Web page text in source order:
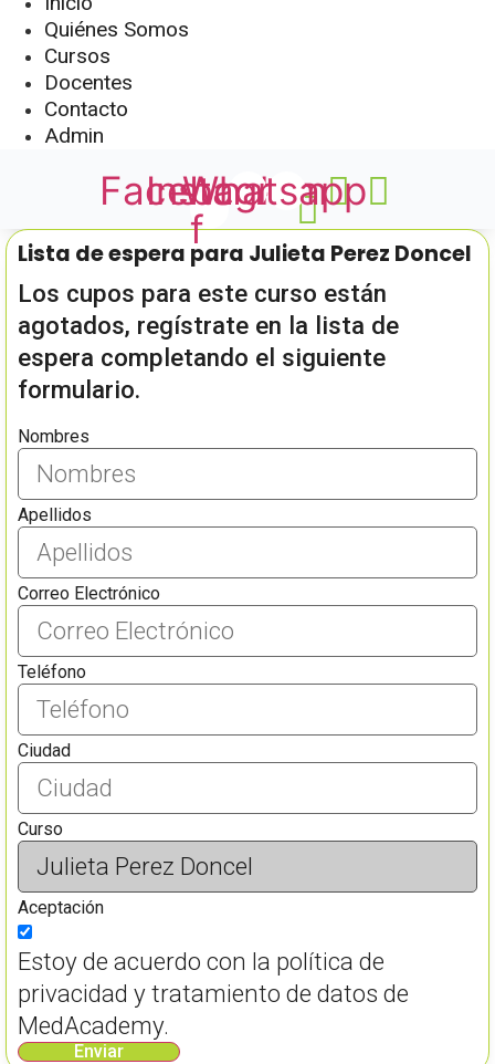
Quiénes Somos
Cursos
Docentes
Contacto
Admin
Facebook-
f
Instagram
Whatsapp
Lista de espera para Julieta Perez Doncel
Los cupos para este curso están
agotados, regístrate en la lista de
espera completando el siguiente
formulario.
Nombres
Apellidos
Correo Electrónico
Teléfono
Ciudad
Curso
Aceptación
Estoy de acuerdo con la política de
privacidad y tratamiento de datos de
MedAcademy.
Enviar